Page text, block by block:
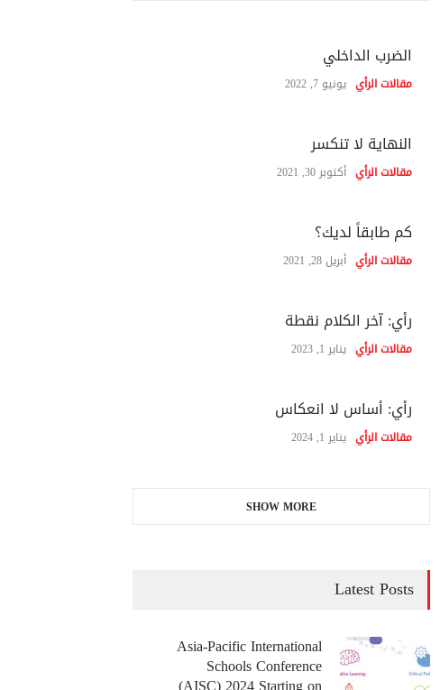
الضرب الداخلي
مقالات الرأي يونيو 7, 2022
النهاية لا تنكسر
مقالات الرأي أكتوبر 30, 2021
كم طابقاً لديك؟
مقالات الرأي أبريل 28, 2021
رأي: آخر الكلام نقطة
مقالات الرأي يناير 1, 2023
رأي: أساس لا انعكاس
مقالات الرأي يناير 1, 2024
SHOW MORE
Latest Posts
Asia-Pacific International
Schools Conference